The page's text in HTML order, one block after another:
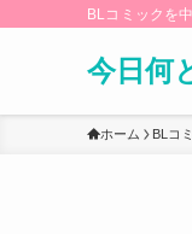
BLコミックを
今日何
ホーム BLコ